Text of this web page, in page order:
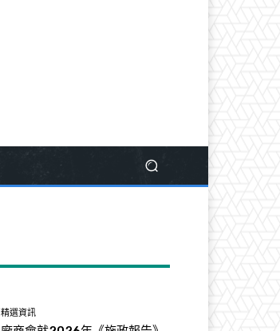
精選資訊